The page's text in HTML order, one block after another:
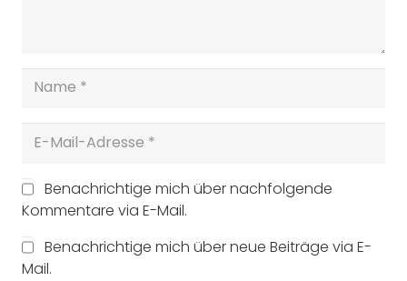
Benachrichtige mich über nachfolgende
Kommentare via E-Mail.
Benachrichtige mich über neue Beiträge via E-
Mail.